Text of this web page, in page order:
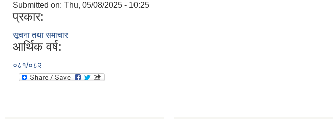
Submitted on: Thu, 05/08/2025 - 10:25
प्रकार:
सूचना तथा समाचार
आर्थिक वर्ष:
०८१/०८२